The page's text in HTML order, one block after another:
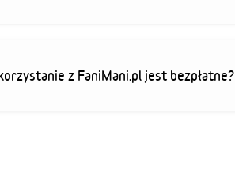
z FaniMani.pl jest bezpłatne?